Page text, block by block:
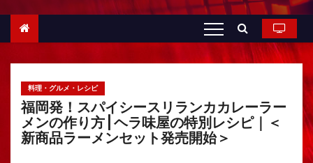
料理・グルメ・レシピ
福岡発！スパイシースリランカカレーラー
メンの作り方 | ヘラ味屋の特別レシピ｜＜
新商品ラーメンセット発売開始＞